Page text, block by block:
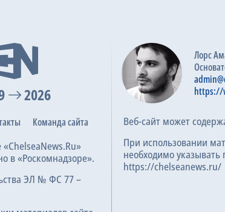
2026
Команда сайта
в «Роскомнадзоре».
ЭЛ № ФС 77 –
Лорс
https://
Веб-сайт может
При использовании
необходимо указывать
https://chelseanews.ru/